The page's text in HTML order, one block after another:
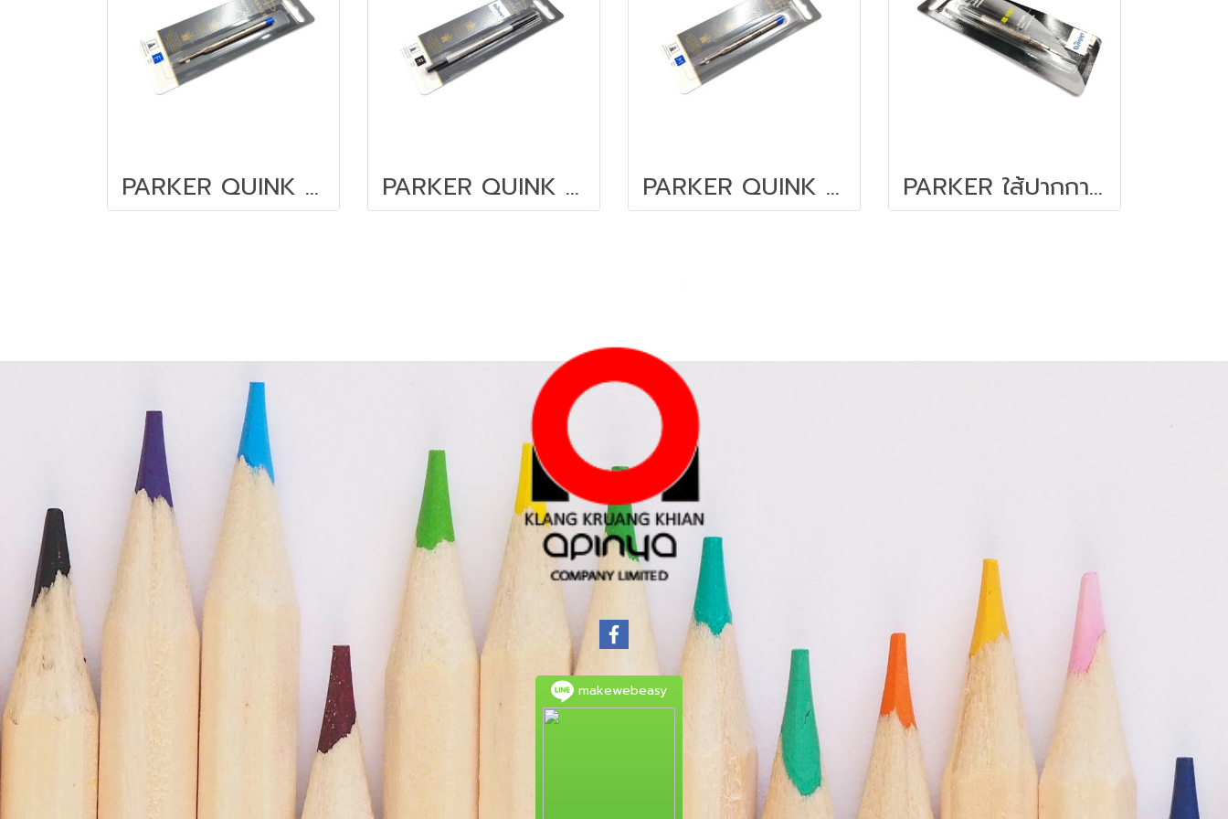
PARKER QUINK flow 0.8 มม. น้ำเงิน PARKER QUINK F ไส้โรลเลอร์บอล ควิ้ง ดำ 0.5 มม. PARKER QUINK M ควิ้งโฟล น้ำเงินกลาง PARKER ใส้ปากกา หมึกสีดำ 0.5 มม.
makewebeasy